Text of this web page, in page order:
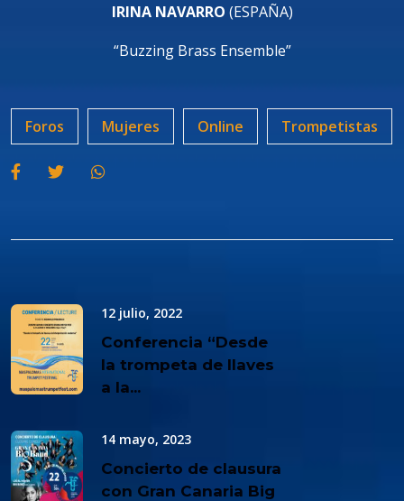
IRINA NAVARRO (ESPAÑA)
“Buzzing Brass Ensemble”
Foros Mujeres Online Trompetistas
12 julio, 2022
Conferencia “Desde
la trompeta de llaves
a la...
14 mayo, 2023
Concierto de clausura
con Gran Canaria Big